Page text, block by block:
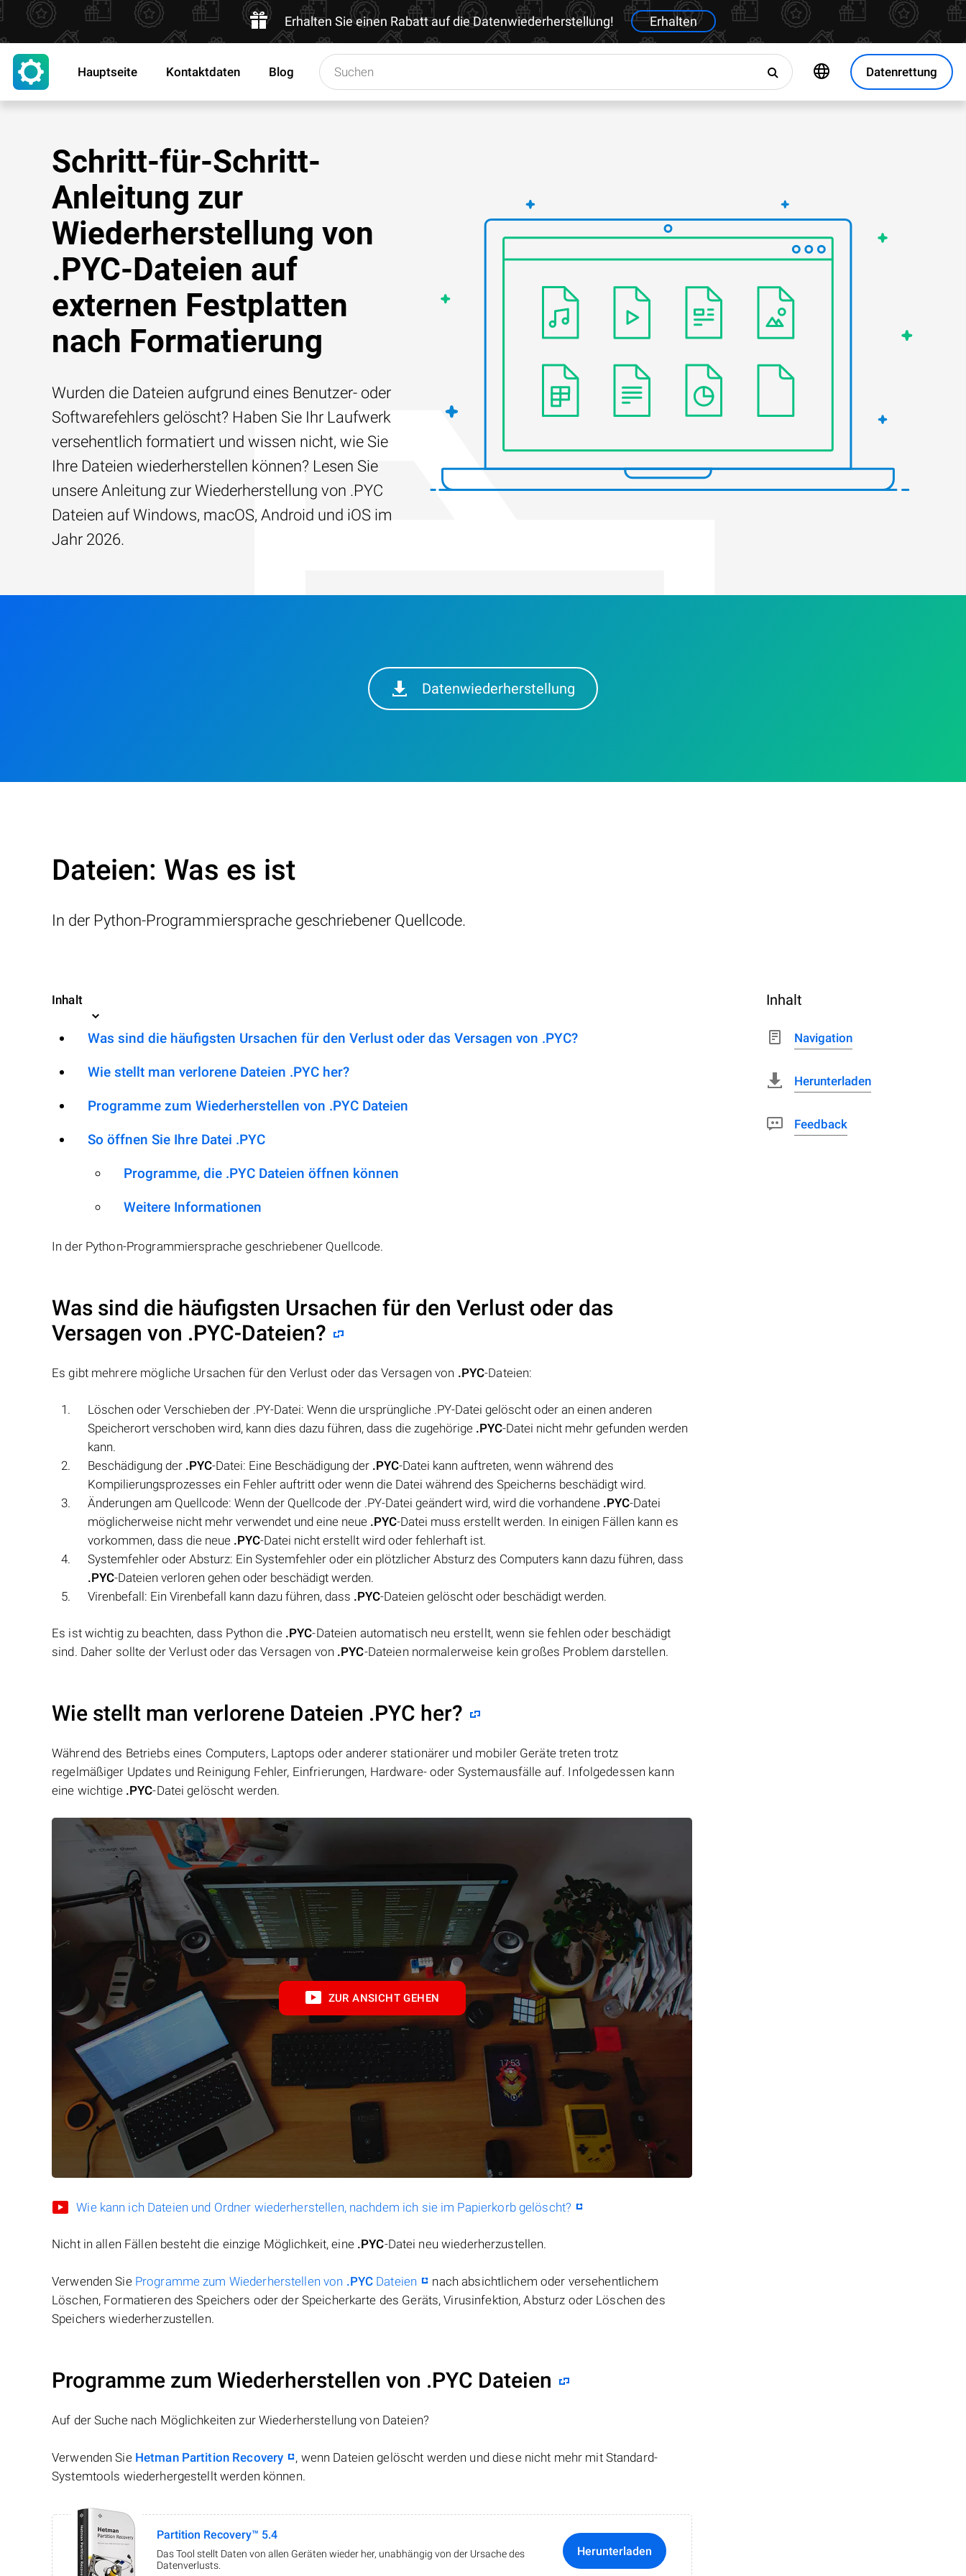
Erhalten Sie einen Rabatt auf die Datenwiederherstellung! Erhalten
Datenrettung
Hauptseite Kontaktdaten Blog
Schritt-für-Schritt-
Anleitung zur
Wiederherstellung von
.PYC-Dateien auf
externen Festplatten
nach Formatierung
Wurden die Dateien aufgrund eines Benutzer- oder
Softwarefehlers gelöscht? Haben Sie Ihr Laufwerk
versehentlich formatiert und wissen nicht, wie Sie
Ihre Dateien wiederherstellen können? Lesen Sie
unsere Anleitung zur Wiederherstellung von .PYC
Dateien auf Windows, macOS, Android und iOS im
Jahr 2026.
Datenwiederherstellung
Dateien: Was es ist
In der Python-Programmiersprache geschriebener Quellcode.
Inhalt
Was sind die häufigsten Ursachen für den Verlust oder das Versagen von .PYC?
Wie stellt man verlorene Dateien .PYC her?
Programme zum Wiederherstellen von .PYC Dateien
So öffnen Sie Ihre Datei .PYC
Programme, die .PYC Dateien öffnen können
Weitere Informationen
In der Python-Programmiersprache geschriebener Quellcode.
Was sind die häufigsten Ursachen für den Verlust oder das
Versagen von .PYC-Dateien?
Es gibt mehrere mögliche Ursachen für den Verlust oder das Versagen von .PYC-Dateien:
Löschen oder Verschieben der .PY-Datei: Wenn die ursprüngliche .PY-Datei gelöscht oder an einen anderen
Speicherort verschoben wird, kann dies dazu führen, dass die zugehörige .PYC-Datei nicht mehr gefunden werden
kann.
Beschädigung der .PYC-Datei: Eine Beschädigung der .PYC-Datei kann auftreten, wenn während des
Kompilierungsprozesses ein Fehler auftritt oder wenn die Datei während des Speicherns beschädigt wird.
Änderungen am Quellcode: Wenn der Quellcode der .PY-Datei geändert wird, wird die vorhandene .PYC-Datei
möglicherweise nicht mehr verwendet und eine neue .PYC-Datei muss erstellt werden. In einigen Fällen kann es
vorkommen, dass die neue .PYC-Datei nicht erstellt wird oder fehlerhaft ist.
Systemfehler oder Absturz: Ein Systemfehler oder ein plötzlicher Absturz des Computers kann dazu führen, dass
.PYC-Dateien verloren gehen oder beschädigt werden.
Virenbefall: Ein Virenbefall kann dazu führen, dass .PYC-Dateien gelöscht oder beschädigt werden.
Es ist wichtig zu beachten, dass Python die .PYC-Dateien automatisch neu erstellt, wenn sie fehlen oder beschädigt
sind. Daher sollte der Verlust oder das Versagen von .PYC-Dateien normalerweise kein großes Problem darstellen.
Wie stellt man verlorene Dateien .PYC her?
Während des Betriebs eines Computers, Laptops oder anderer stationärer und mobiler Geräte treten trotz
regelmäßiger Updates und Reinigung Fehler, Einfrierungen, Hardware- oder Systemausfälle auf. Infolgedessen kann
eine wichtige .PYC-Datei gelöscht werden.
ZUR ANSICHT GEHEN
Wie kann ich Dateien und Ordner wiederherstellen, nachdem ich sie im Papierkorb gelöscht?
Nicht in allen Fällen besteht die einzige Möglichkeit, eine .PYC-Datei neu wiederherzustellen.
Verwenden Sie Programme zum Wiederherstellen von .PYC Dateien
nach absichtlichem oder versehentlichem
Löschen, Formatieren des Speichers oder der Speicherkarte des Geräts, Virusinfektion, Absturz oder Löschen des
Speichers wiederherzustellen.
Programme zum Wiederherstellen von .PYC Dateien
Auf der Suche nach Möglichkeiten zur Wiederherstellung von Dateien?
Verwenden Sie Hetman Partition Recovery
, wenn Dateien gelöscht werden und diese nicht mehr mit Standard-
Systemtools wiederhergestellt werden können.
Partition Recovery™ 5.4
Das Tool stellt Daten von allen Geräten wieder her, unabhängig von der Ursache des
Datenverlusts.
Herunterladen
Inhalt
Navigation
Herunterladen
Feedback